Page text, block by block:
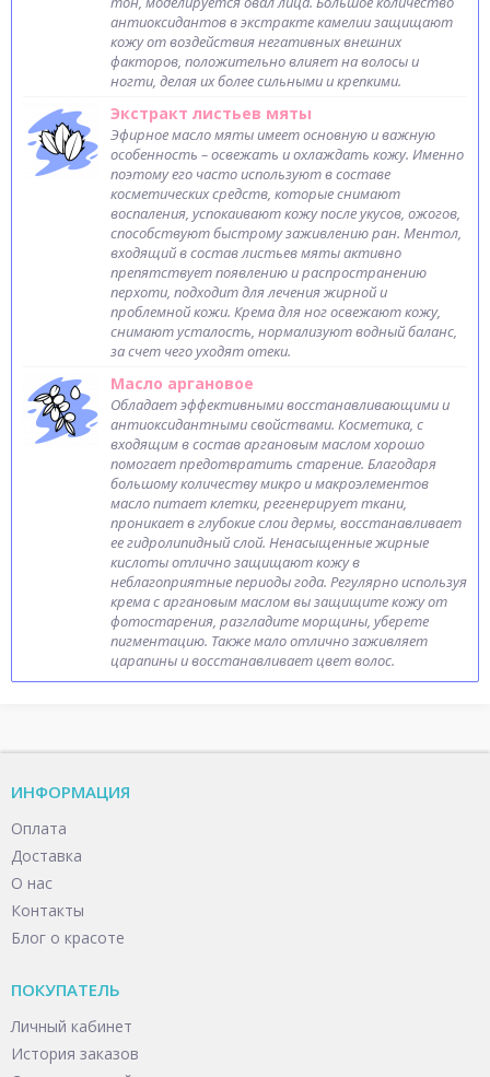
антиоксидантов в экстракте камелии защищают
кожу от воздействия негативных внешних
факторов, положительно влияет на волосы и
ногти, делая их более сильными и крепкими.
Экстракт листьев мяты
Эфирное масло мяты имеет основную и важную
особенность – освежать и охлаждать кожу. Именно
поэтому его часто используют в составе
косметических средств, которые снимают
воспаления, успокаивают кожу после укусов, ожогов,
способствуют быстрому заживлению ран. Ментол,
входящий в состав листьев мяты активно
препятствует появлению и распространению
перхоти, подходит для лечения жирной и
проблемной кожи. Крема для ног освежают кожу,
снимают усталость, нормализуют водный баланс,
за счет чего уходят отеки.
Масло аргановое
Обладает эффективными восстанавливающими и
антиоксидантными свойствами. Косметика, с
входящим в состав аргановым маслом хорошо
помогает предотвратить старение. Благодаря
большому количеству микро и макроэлементов
масло питает клетки, регенерирует ткани,
проникает в глубокие слои дермы, восстанавливает
ее гидролипидный слой. Ненасыщенные жирные
кислоты отлично защищают кожу в
неблагоприятные периоды года. Регулярно используя
крема с аргановым маслом вы защищите кожу от
фотостарения, разгладите морщины, уберете
пигментацию. Также мало отлично заживляет
царапины и восстанавливает цвет волос.
ИНФОРМАЦИЯ
Оплата
Доставка
О нас
Контакты
Блог о красоте
ПОКУПАТЕЛЬ
Личный кабинет
История заказов